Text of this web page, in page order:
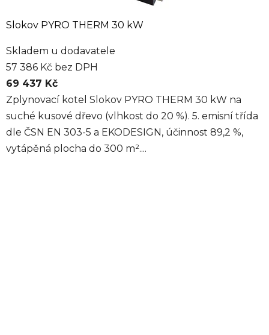
Slokov PYRO THERM 30 kW
Skladem u dodavatele
57 386 Kč bez DPH
69 437 Kč
Zplynovací kotel Slokov PYRO THERM 30 kW na
suché kusové dřevo (vlhkost do 20 %). 5. emisní třída
dle ČSN EN 303-5 a EKODESIGN, účinnost 89,2 %,
vytápěná plocha do 300 m²....